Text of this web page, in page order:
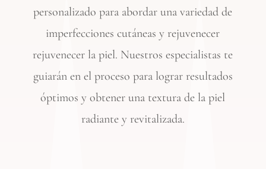
personalizado para abordar una variedad de
imperfecciones cutáneas y rejuvenecer
rejuvenecer la piel. Nuestros especialistas te
guiarán en el proceso para lograr resultados
óptimos y obtener una textura de la piel
radiante y revitalizada.